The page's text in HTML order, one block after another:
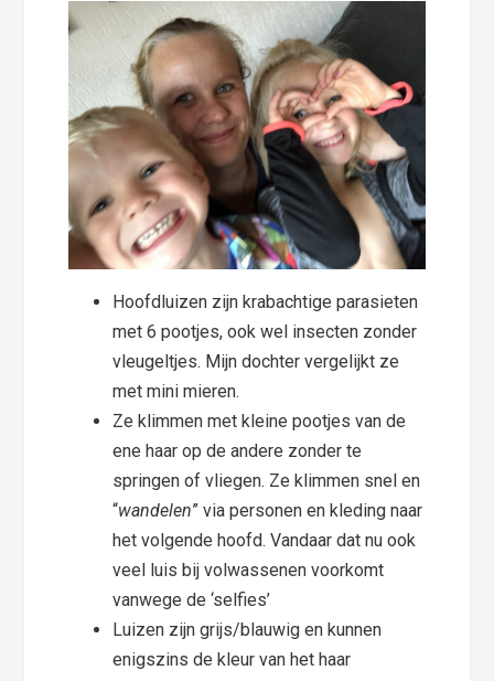
Hoofdluizen zijn krabachtige parasieten
met 6 pootjes, ook wel insecten zonder
vleugeltjes. Mijn dochter vergelijkt ze
met mini mieren.
Ze klimmen met kleine pootjes van de
ene haar op de andere zonder te
springen of vliegen. Ze klimmen snel en
“wandelen” via personen en kleding naar
het volgende hoofd. Vandaar dat nu ook
veel luis bij volwassenen voorkomt
vanwege de ‘selfies’
Luizen zijn grijs/blauwig en kunnen
enigszins de kleur van het haar